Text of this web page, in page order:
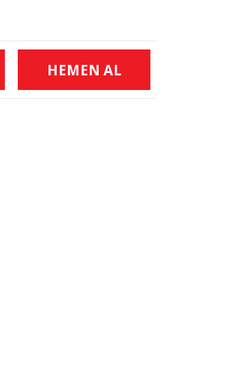
HEMEN AL